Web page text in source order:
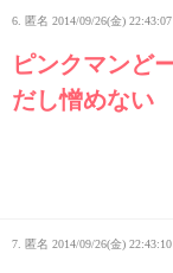
6. 匿名 2014/09/26(金) 22:43:07
ピンクマンど
だし憎めない
7. 匿名 2014/09/26(金) 22:43:10